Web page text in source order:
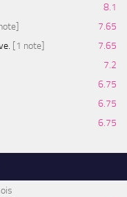
8.1
7.65
[1 note]
7.65
7.2
6.75
6.75
6.75